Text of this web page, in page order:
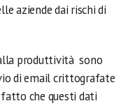
aziende dai rischi di
produttività sono
di email crittografate
che questi dati